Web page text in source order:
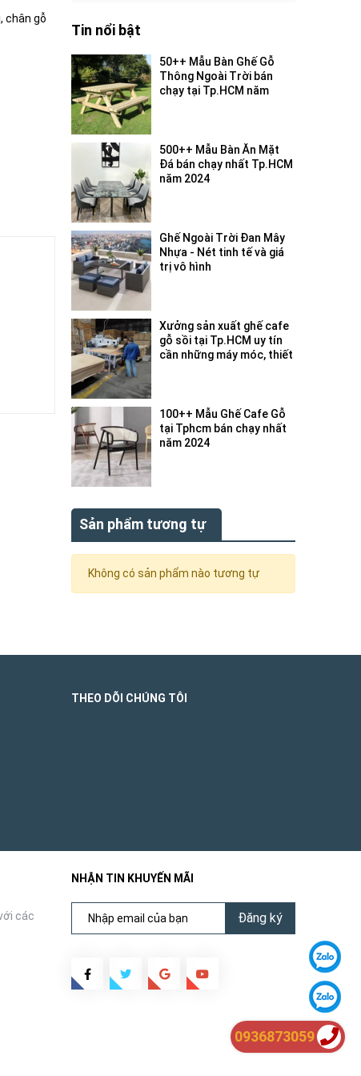
chân gỗ
Tin nổi bật
50++ Mẫu Bàn Ghế Gỗ
Thông Ngoài Trời bán
chạy tại Tp.HCM năm
500++ Mẫu Bàn Ăn Mặt
Đá bán chạy nhất Tp.HCM
năm 2024
Ghế Ngoài Trời Đan Mây
Nhựa - Nét tinh tế và giá
trị vô hình
Xưởng sản xuất ghế cafe
gỗ sồi tại Tp.HCM uy tín
cần những máy móc, thiết
100++ Mẫu Ghế Cafe Gỗ
tại Tphcm bán chạy nhất
năm 2024
Sản phẩm tương tự
Không có sản phẩm nào tương tự
THEO DÕI CHÚNG TÔI
các
NHẬN TIN KHUYẾN MÃI
Đăng ký
0936873059